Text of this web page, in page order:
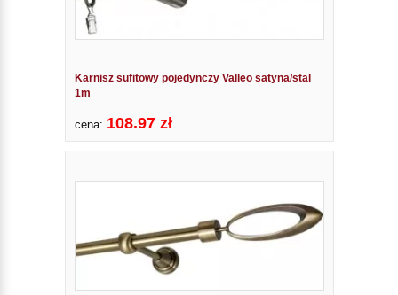
Karnisz sufitowy pojedynczy Valleo satyna/stal
1m
cena: 108.97 zł